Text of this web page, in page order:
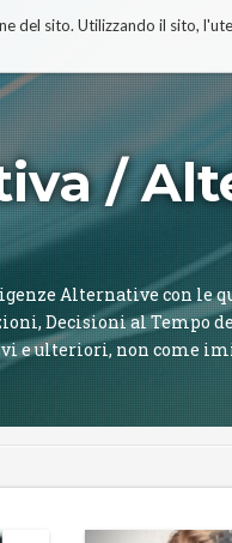
del sito. Utilizzando il sito,
/
Alternative con le
Decisioni al Tempo
e ulteriori, non come